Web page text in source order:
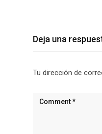
Deja una
Tu dirección de